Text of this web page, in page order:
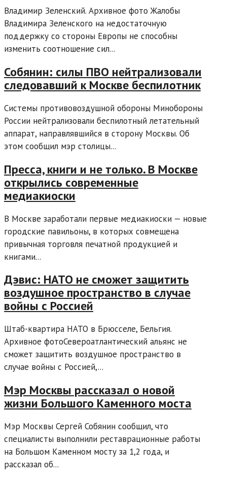
Владимир Зеленский. Архивное фото Жалобы
Владимира Зеленского на недостаточную
поддержку со стороны Европы не способны
изменить соотношение сил...
Собянин: силы ПВО нейтрализовали
следовавший к Москве беспилотник
Системы противовоздушной обороны Минобороны
России нейтрализовали беспилотный летательный
аппарат, направлявшийся в сторону Москвы. Об
этом сообщил мэр столицы...
Пресса, книги и не только. В Москве
открылись современные
медиакиоски
​В Москве заработали первые медиакиоски — новые
городские павильоны, в которых совмещена
привычная торговля печатной продукцией и
книгами...
Дэвис: НАТО не сможет защитить
воздушное пространство в случае
войны с Россией
Штаб-квартира НАТО в Брюсселе, Бельгия.
Архивное фотоСевероатлантический альянс не
сможет защитить воздушное пространство в
случае войны с Россией,...
Мэр Москвы рассказал о новой
жизни Большого Каменного моста
Мэр Москвы Сергей Собянин сообщил, что
специалисты выполнили реставрационные работы
на Большом Каменном мосту за 1,2 года, и
рассказал об...